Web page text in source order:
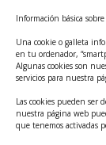
Información básica
Una cookie o galleta
en tu ordenador,
Algunas cookies son
servicios para nuestra
Las cookies pueden ser
nuestra página web
que tenemos activadas
Tecnológicos
Ayudas
innovadoras
para la